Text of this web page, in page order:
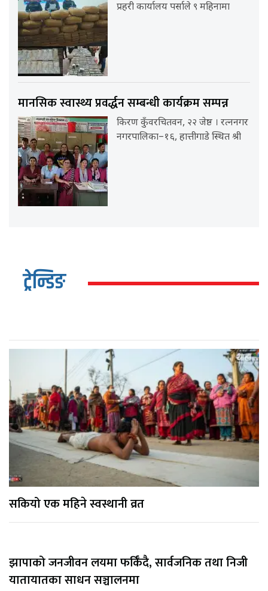
प्रहरी कार्यालय पर्साले ९ महिनामा
मानसिक स्वास्थ्य प्रवर्द्धन सम्बन्धी कार्यक्रम सम्पन्न
किरण कुँवरचितवन, २२ जेष्ठ । रत्ननगर
नगरपालिका–१६, हात्तीगाडे स्थित श्री
ट्रेन्डिङ
सकियो एक महिने स्वस्थानी व्रत
झापाको जनजीवन लयमा फर्किँदै, सार्वजनिक तथा निजी
यातायातका साधन सञ्चालनमा